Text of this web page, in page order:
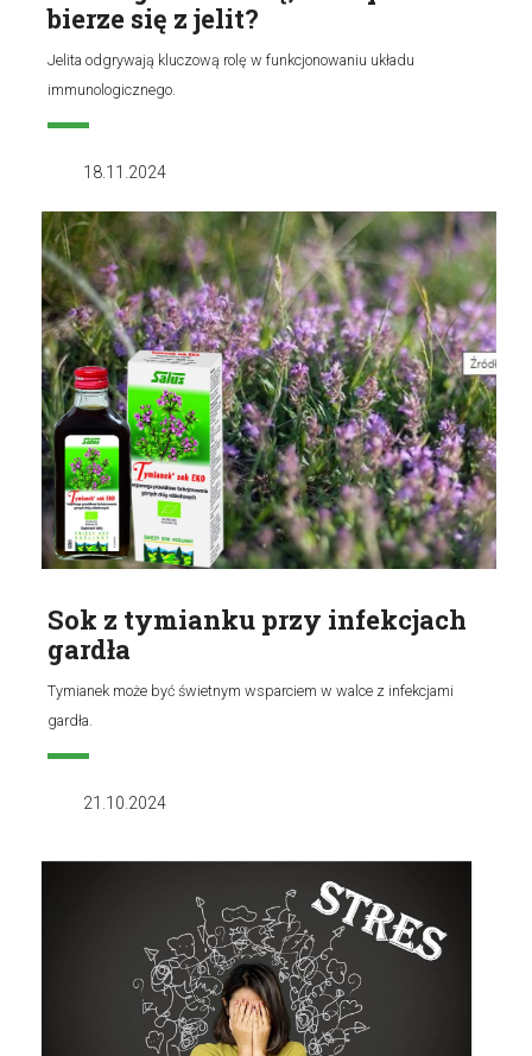
bierze się z jelit?
Jelita odgrywają kluczową rolę w funkcjonowaniu układu
immunologicznego.
18.11.2024
Sok z tymianku przy infekcjach
gardła
Tymianek może być świetnym wsparciem w walce z infekcjami
gardła.
21.10.2024